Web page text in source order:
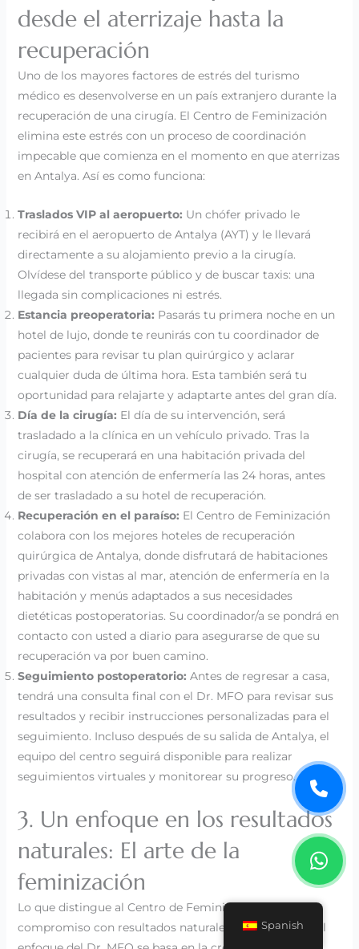
desde el aterrizaje hasta la
recuperación
Uno de los mayores factores de estrés del turismo
médico es desenvolverse en un país extranjero durante la
recuperación de una cirugía. El Centro de Feminización
elimina este estrés con un proceso de coordinación
impecable que comienza en el momento en que aterrizas
en Antalya. Así es como funciona:
Traslados VIP al aeropuerto: Un chófer privado le
recibirá en el aeropuerto de Antalya (AYT) y le llevará
directamente a su alojamiento previo a la cirugía.
Olvídese del transporte público y de buscar taxis: una
llegada sin complicaciones ni estrés.
Estancia preoperatoria: Pasarás tu primera noche en un
hotel de lujo, donde te reunirás con tu coordinador de
pacientes para revisar tu plan quirúrgico y aclarar
cualquier duda de última hora. Esta también será tu
oportunidad para relajarte y adaptarte antes del gran día.
Día de la cirugía: El día de su intervención, será
trasladado a la clínica en un vehículo privado. Tras la
cirugía, se recuperará en una habitación privada del
hospital con atención de enfermería las 24 horas, antes
de ser trasladado a su hotel de recuperación.
Recuperación en el paraíso: El Centro de Feminización
colabora con los mejores hoteles de recuperación
quirúrgica de Antalya, donde disfrutará de habitaciones
privadas con vistas al mar, atención de enfermería en la
habitación y menús adaptados a sus necesidades
dietéticas postoperatorias. Su coordinador/a se pondrá en
contacto con usted a diario para asegurarse de que su
recuperación va por buen camino.
Seguimiento postoperatorio: Antes de regresar a casa,
tendrá una consulta final con el Dr. MFO para revisar sus
resultados y recibir instrucciones personalizadas para el
seguimiento. Incluso después de su salida de Antalya, el
equipo del centro seguirá disponible para realizar
seguimientos virtuales y monitorear su progreso.
3. Un enfoque en los resultados
naturales: El arte de la
feminización
Lo que distingue al Centro de Feminización es su
compromiso con resultados naturales y armoniosos. El
Spanish